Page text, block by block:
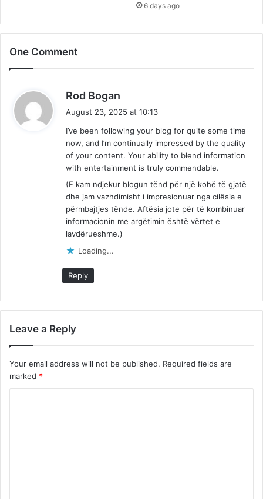
6 days ago
One Comment
Rod Bogan
a
s
:
August 23, 2025 at 10:13
I’ve been following your blog for quite some time
now, and I’m continually impressed by the quality
of your content. Your ability to blend information
with entertainment is truly commendable.
(E kam ndjekur blogun tënd për një kohë të gjatë
dhe jam vazhdimisht i impresionuar nga cilësia e
përmbajtjes tënde. Aftësia jote për të kombinuar
informacionin me argëtimin është vërtet e
lavdërueshme.)
Loading...
Reply
Leave a Reply
Your email address will not be published. Required fields are
marked *